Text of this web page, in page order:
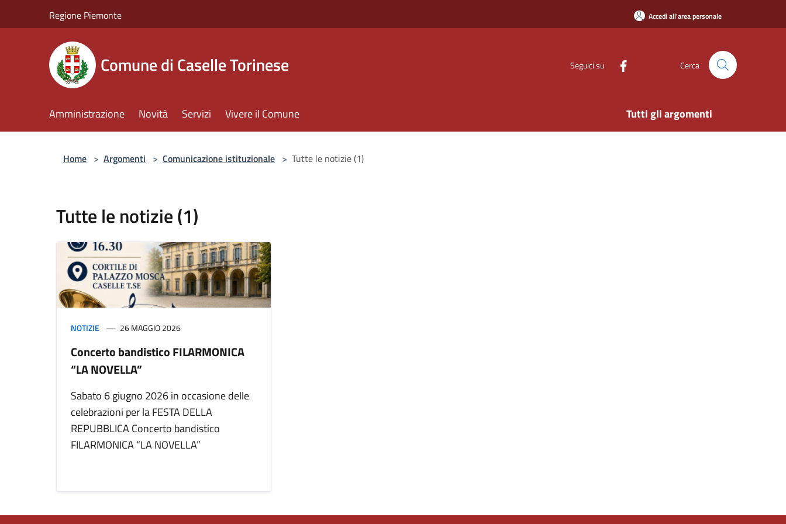
Regione Piemonte Accedi all'area personale
Comune di Caselle Torinese Seguici su Cerca
Amministrazione Novità Servizi Vivere il Comune Tutti gli argomenti
Home > Argomenti > Comunicazione istituzionale > Tutte le notizie (1)
Tutte le notizie (1)
NOTIZIE 26 MAGGIO 2026
Concerto bandistico FILARMONICA
“LA NOVELLA”
Sabato 6 giugno 2026 in occasione delle
celebrazioni per la FESTA DELLA
REPUBBLICA Concerto bandistico
FILARMONICA “LA NOVELLA”